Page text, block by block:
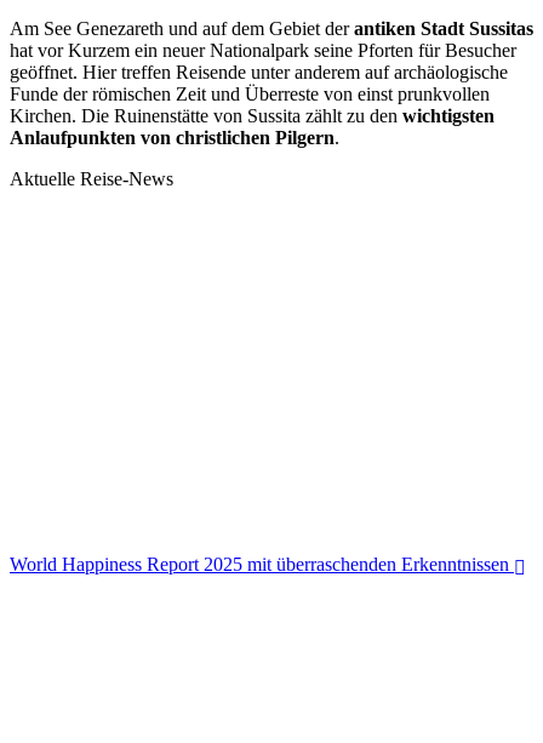
Am See Genezareth und auf dem Gebiet derantiken Stadt Sussitas
hat vor Kurzem ein neuer Nationalpark seine Pforten für Besucher
geöffnet. Hier treffen Reisende unter anderem auf archäologische
Funde der römischen Zeit und Überreste von einst prunkvollen
Kirchen. Die Ruinenstätte von Sussita zählt zu den wichtigsten
Anlaufpunkten von christlichen Pilgern.
Aktuelle Reise-News
World Happiness Report 2025 mit überraschenden Erkenntnissen